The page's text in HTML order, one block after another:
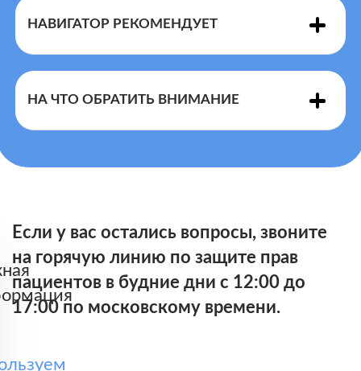
Перечня
НАВИГАТОР РЕКОМЕНДУЕТ
НА ЧТО ОБРАТИТЬ ВНИМАНИЕ
Если у вас остались вопросы, звоните
на горячую линию по защите прав
пациентов в будние дни с 12:00 до
17:00 по московскому времени.